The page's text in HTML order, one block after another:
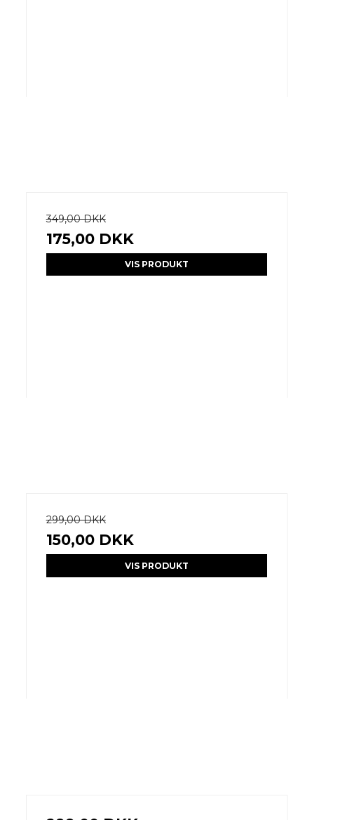
349,00 DKK
175,00 DKK
VIS PRODUKT
299,00 DKK
150,00 DKK
VIS PRODUKT